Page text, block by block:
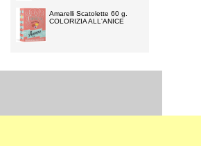
Amarelli Scatolette 60 g.
COLORIZIA ALL'ANICE